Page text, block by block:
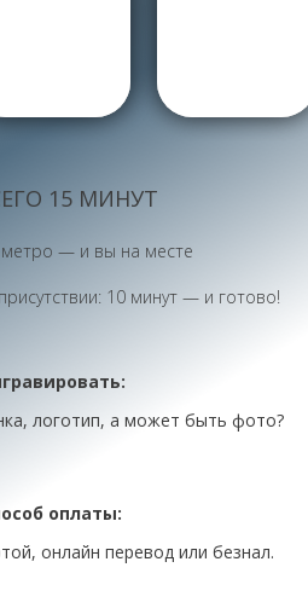
15 МИНУТ
метро — и вы на месте
10 минут — и готово!
логотип, а может быть фото?
оплаты:
онлайн перевод или безнал.